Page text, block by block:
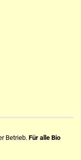
Betrieb. Für alle Bio